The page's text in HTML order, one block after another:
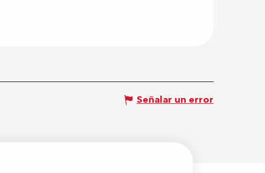
Señalar un error